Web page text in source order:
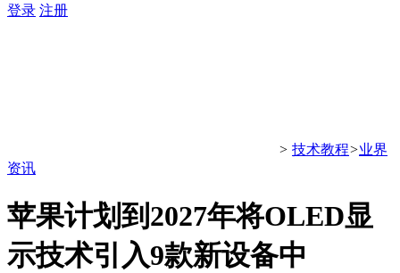
登录 注册
> 技术教程>业界
资讯
苹果计划到2027年将OLED显
示技术引入9款新设备中